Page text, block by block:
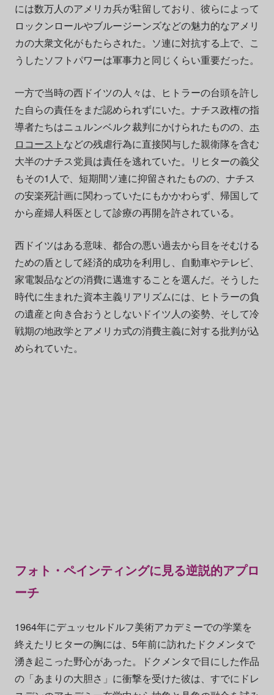
には数万人のアメリカ兵が駐留しており、彼らによって
ロックンロールやブルージーンズなどの魅力的なアメリ
カの大衆文化がもたらされた。ソ連に対抗する上で、こ
うしたソフトパワーは軍事力と同じくらい重要だった。
一方で当時の西ドイツの人々は、ヒトラーの台頭を許し
た自らの責任をまだ認められずにいた。ナチス政権の指
導者たちはニュルンベルク裁判にかけられたものの、 ホ
ロコースト などの残虐行為に直接関与した親衛隊を含む
大半のナチス党員は責任を逃れていた。リヒターの義父
もその1人で、短期間ソ連に抑留されたものの、ナチス
の安楽死計画に関わっていたにもかかわらず、帰国して
から産婦人科医として診療の再開を許されている。
西ドイツはある意味、都合の悪い過去から目をそむける
ための盾として経済的成功を利用し、自動車やテレビ、
家電製品などの消費に邁進することを選んだ。そうした
時代に生まれた資本主義リアリズムには、ヒトラーの負
の遺産と向き合おうとしないドイツ人の姿勢、そして冷
戦期の地政学とアメリカ式の消費主義に対する批判が込
められていた。
フォト・ペインティングに見る逆説的アプロ
ーチ
1964年にデュッセルドルフ美術アカデミーでの学業を
終えたリヒターの胸には、5年前に訪れたドクメンタで
湧き起こった野心があった。ドクメンタで目にした作品
の「あまりの大胆さ」に衝撃を受けた彼は、すでにドレ